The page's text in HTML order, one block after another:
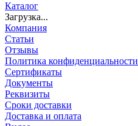
Каталог
Загрузка...
Компания
Статьи
Отзывы
Политика конфиденциальности
Сертификаты
Документы
Реквизиты
Сроки доставки
Доставка и оплата